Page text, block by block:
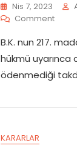
Nis 7, 2023
CommentOn
Satış
B.K. nun 217.
hükmü uyarınca
ödenmediği
KARARLAR